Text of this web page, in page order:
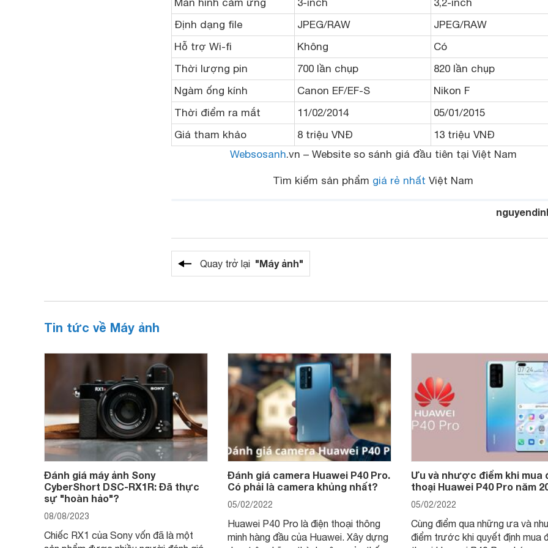
Màn hình cảm ứng
3-inch
3,2-inch
Định dạng file
JPEG/RAW
JPEG/RAW
Hỗ trợ Wi-fi
Không
Có
Thời lượng pin
700 lần chụp
820 lần chụp
Ngàm ống kính
Canon EF/EF-S
Nikon F
Thời điểm ra mắt
11/02/2014
05/01/2015
Giá tham khảo
8 triệu VNĐ
13 triệu VNĐ
Websosanh.vn – Website so sánh giá đầu tiên tại Việt Nam
Tìm kiếm sản phẩm giá rẻ nhất Việt Nam
Quay trở lại "Máy ảnh"
Tin tức về Máy ảnh
Đánh giá máy ảnh Sony
CyberShort DSC-RX1R: Đã thực
sự "hoàn hảo"?
08/08/2023
Chiếc RX1 của Sony vốn đã là một
Đánh giá camera Huawei P40 Pro.
Có phải là camera khủng nhất?
05/02/2022
Huawei P40 Pro là điện thoại thông
minh hàng đầu của Huawei. Xây dựng
Ưu và nhược điểm khi mua
thoại Huawei P40 Pro năm
05/02/2022
Cùng điểm qua những ưa và
điểm trước khi quyết định mua